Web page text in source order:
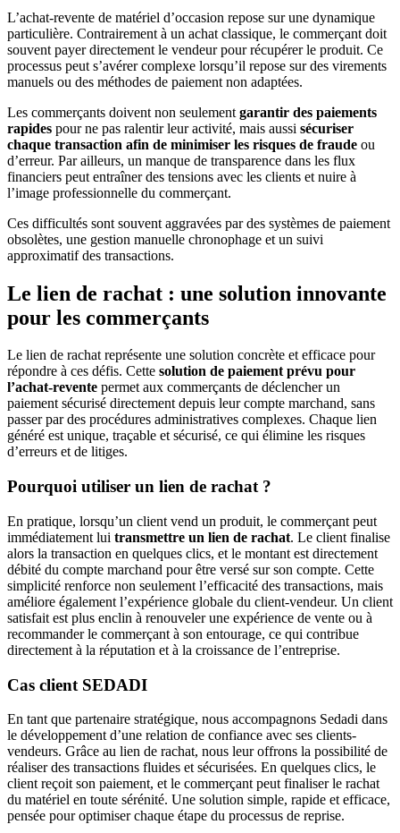
L’achat-revente de matériel d’occasion repose sur une dynamique
particulière. Contrairement à un achat classique, le commerçant doit
souvent payer directement le vendeur pour récupérer le produit. Ce
processus peut s’avérer complexe lorsqu’il repose sur des virements
manuels ou des méthodes de paiement non adaptées.
Les commerçants doivent non seulement garantir des paiements
rapides pour ne pas ralentir leur activité, mais aussi sécuriser
chaque transaction afin de minimiser les risques de fraude ou
d’erreur. Par ailleurs, un manque de transparence dans les flux
financiers peut entraîner des tensions avec les clients et nuire à
l’image professionnelle du commerçant.
Ces difficultés sont souvent aggravées par des systèmes de paiement
obsolètes, une gestion manuelle chronophage et un suivi
approximatif des transactions.
Le lien de rachat : une solution innovante
pour les commerçants
Le lien de rachat représente une solution concrète et efficace pour
répondre à ces défis. Cette solution de paiement prévu pour
l’achat-revente permet aux commerçants de déclencher un
paiement sécurisé directement depuis leur compte marchand, sans
passer par des procédures administratives complexes. Chaque lien
généré est unique, traçable et sécurisé, ce qui élimine les risques
d’erreurs et de litiges.
Pourquoi utiliser un lien de rachat ?
En pratique, lorsqu’un client vend un produit, le commerçant peut
immédiatement lui transmettre un lien de rachat. Le client finalise
alors la transaction en quelques clics, et le montant est directement
débité du compte marchand pour être versé sur son compte. Cette
simplicité renforce non seulement l’efficacité des transactions, mais
améliore également l’expérience globale du client-vendeur. Un client
satisfait est plus enclin à renouveler une expérience de vente ou à
recommander le commerçant à son entourage, ce qui contribue
directement à la réputation et à la croissance de l’entreprise.
Cas client SEDADI
En tant que partenaire stratégique, nous accompagnons Sedadi dans
le développement d’une relation de confiance avec ses clients-
vendeurs. Grâce au lien de rachat, nous leur offrons la possibilité de
réaliser des transactions fluides et sécurisées. En quelques clics, le
client reçoit son paiement, et le commerçant peut finaliser le rachat
du matériel en toute sérénité. Une solution simple, rapide et efficace,
pensée pour optimiser chaque étape du processus de reprise.